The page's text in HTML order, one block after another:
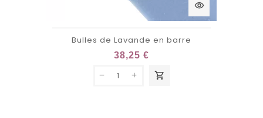
visibility
Bulles de Lavande en barre
38,25 €
shopping_cart